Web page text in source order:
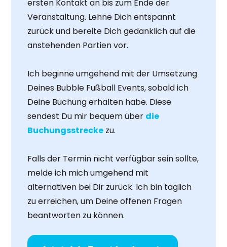
ersten Kontakt an bis zum Ende der
Veranstaltung. Lehne Dich entspannt
zurück und bereite Dich gedanklich auf die
anstehenden Partien vor.
Ich beginne umgehend mit der Umsetzung
Deines Bubble Fußball Events, sobald ich
Deine Buchung erhalten habe. Diese
sendest Du mir bequem über die
Buchungsstrecke zu.
Falls der Termin nicht verfügbar sein sollte,
melde ich mich umgehend mit
alternativen bei Dir zurück. Ich bin täglich
zu erreichen, um Deine offenen Fragen
beantworten zu können.